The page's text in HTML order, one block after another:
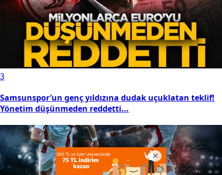
3
Samsunspor’un genç yıldızına dudak uçuklatan teklif!
Yönetim düşünmeden reddetti...